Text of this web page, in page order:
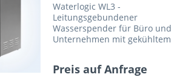
Waterlogic WL3 -
Leitungsgebundener
Wasserspender für Büro und
Unternehmen mit gekühltem
Preis auf Anfrage